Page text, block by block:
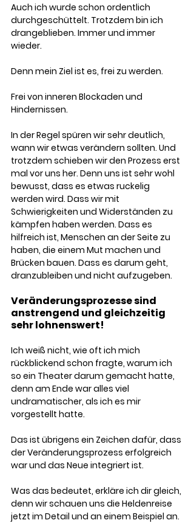
Auch ich wurde schon ordentlich
durchgeschüttelt. Trotzdem bin ich
drangeblieben. Immer und immer
wieder.
Denn mein Ziel ist es, frei zu werden.
Frei von inneren Blockaden und
Hindernissen.
In der Regel spüren wir sehr deutlich,
wann wir etwas verändern sollten. Und
trotzdem schieben wir den Prozess erst
mal vor uns her. Denn uns ist sehr wohl
bewusst, dass es etwas ruckelig
werden wird. Dass wir mit
Schwierigkeiten und Widerständen zu
kämpfen haben werden. Dass es
hilfreich ist, Menschen an der Seite zu
haben, die einem Mut machen und
Brücken bauen. Dass es darum geht,
dranzubleiben und nicht aufzugeben.
Veränderungsprozesse sind
anstrengend und gleichzeitig
sehr lohnenswert!
Ich weiß nicht, wie oft ich mich
rückblickend schon fragte, warum ich
so ein Theater darum gemacht hatte,
denn am Ende war alles viel
undramatischer, als ich es mir
vorgestellt hatte.
Das ist übrigens ein Zeichen dafür, dass
der Veränderungsprozess erfolgreich
war und das Neue integriert ist.
Was das bedeutet, erkläre ich dir gleich,
denn wir schauen uns die Heldenreise
jetzt im Detail und an einem Beispiel an.